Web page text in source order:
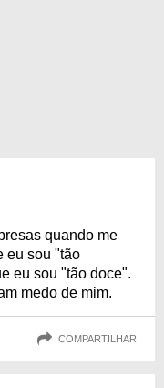
quando me
eu sou "tão
eu sou "tão doce".
medo de mim.
COMPARTILHAR